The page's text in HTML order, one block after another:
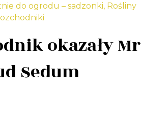
do ogrodu – sadzonki, Rośliny
okazały Mr
Sedum